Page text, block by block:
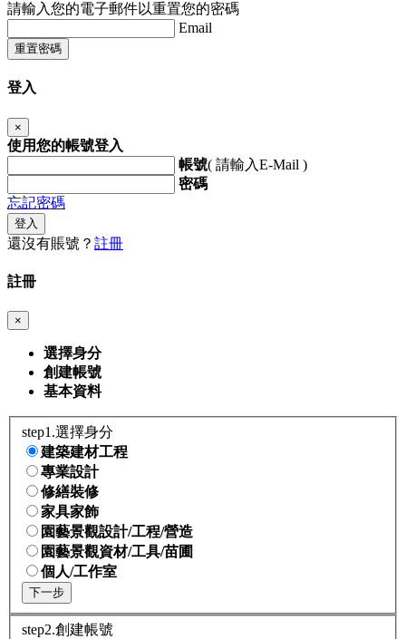
請輸入您的電子郵件以重置您的密碼
Email
重置密碼
登入
×
使用您的帳號登入
帳號( 請輸入E-Mail )
密碼
忘記密碼
登入
還沒有賬號？ 註冊
註冊
×
選擇身分
創建帳號
基本資料
step1.選擇身分
建築建材工程
專業設計
修繕裝修
家具家飾
園藝景觀設計/工程/營造
園藝景觀資材/工具/苗圃
個人/工作室
下一步
step2.創建帳號